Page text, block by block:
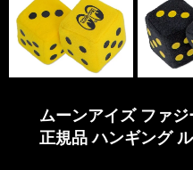
ムーンアイズ ファ
正規品 ハンギング